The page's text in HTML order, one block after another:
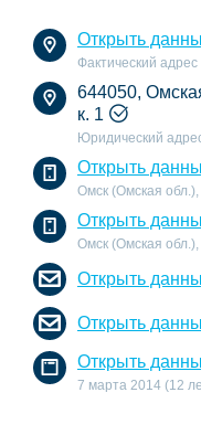
Открыть
Фактический адрес
644050,
к. 1
Юридический
Открыть
Омск (Омская
Открыть
Омск (Омская
Открыть
Открыть
Открыть
7 марта 2014 (12